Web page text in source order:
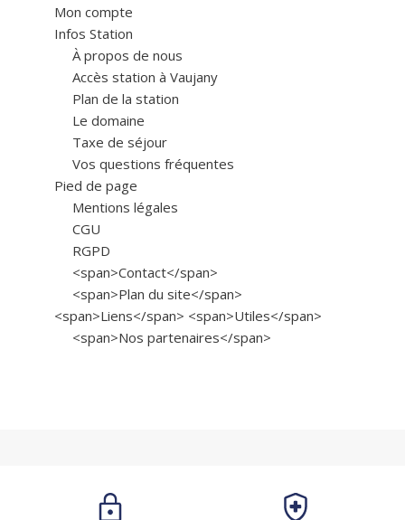
Mon compte
Infos Station
À propos de nous
Accès station à Vaujany
Plan de la station
Le domaine
Taxe de séjour
Vos questions fréquentes
Pied de page
Mentions légales
CGU
RGPD
<span>Contact</span>
<span>Plan du site</span>
<span>Liens</span> <span>Utiles</span>
<span>Nos partenaires</span>